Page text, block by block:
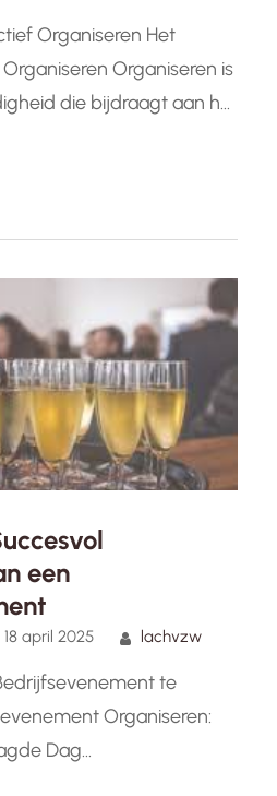
Organiseren Het
Organiseren is
die bijdraagt aan het
plannen van een
taken, effectief
een
18 april 2025 lachvzw
te
Organiseren:
Dag